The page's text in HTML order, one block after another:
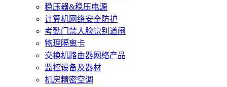
稳压器&稳压电源
计算机网络安全防护
考勤门禁人脸识别道闸
物理隔离卡
交换机路由器网络产品
监控设备及器材
机房精密空调